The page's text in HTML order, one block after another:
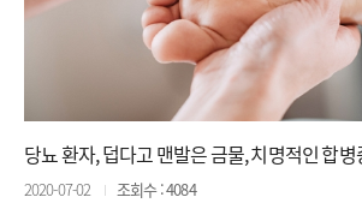
당뇨 환자, 덥다고 맨발은 금물, 치명적인 합병
2020-07-02 조회수 : 4084